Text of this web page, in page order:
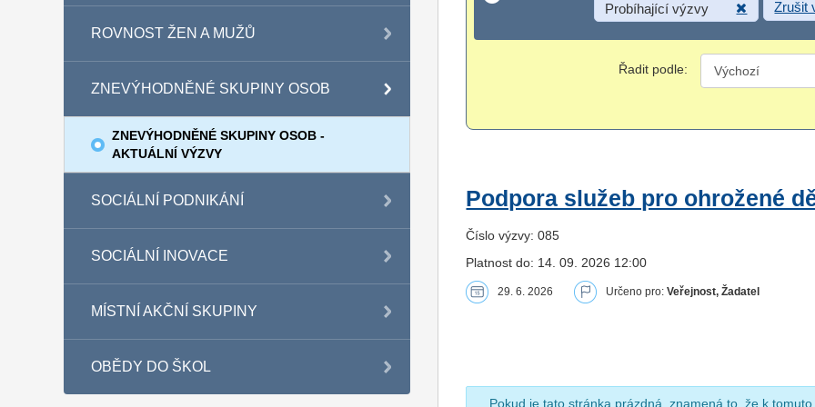
ROVNOST ŽEN A MUŽŮ
ZNEVÝHODNĚNÉ SKUPINY OSOB
ZNEVÝHODNĚNÉ SKUPINY OSOB -
AKTUÁLNÍ VÝZVY
SOCIÁLNÍ PODNIKÁNÍ
SOCIÁLNÍ INOVACE
MÍSTNÍ AKČNÍ SKUPINY
OBĚDY DO ŠKOL
Probíhající výzvy Zrušit
Řadit podle:
Podpora služeb pro ohrožené
Číslo výzvy: 085
Platnost do: 14. 09. 2026 12:00
29. 6. 2026 Určeno pro:Veřejnost, Žadatel
Pokud je tato stránka prázdná, znamená to, že k